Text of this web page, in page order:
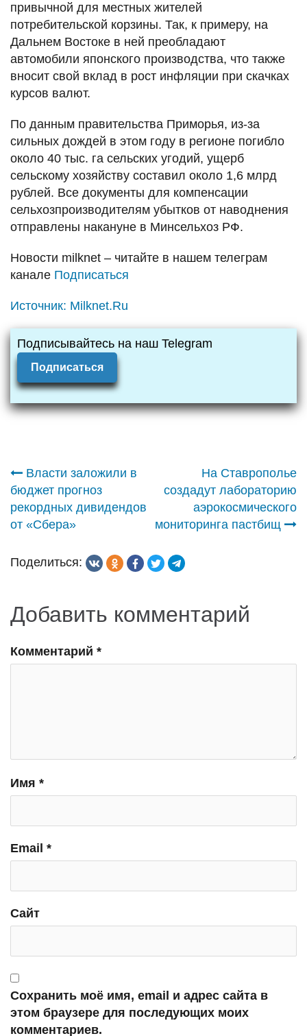
привычной для местных жителей
потребительской корзины. Так, к примеру, на
Дальнем Востоке в ней преобладают
автомобили японского производства, что также
вносит свой вклад в рост инфляции при скачках
курсов валют.
По данным правительства Приморья, из-за
сильных дождей в этом году в регионе погибло
около 40 тыс. га сельских угодий, ущерб
сельскому хозяйству составил около 1,6 млрд
рублей. Все документы для компенсации
сельхозпроизводителям убытков от наводнения
отправлены накануне в Минсельхоз РФ.
Новости milknet – читайте в нашем телеграм
канале Подписаться
Источник: Milknet.Ru
Подписывайтесь на наш Telegram
Подписаться
Навигация
по
Власти заложили в
бюджет прогноз
рекордных дивидендов
от «Сбера»
На Ставрополье
создадут лабораторию
аэрокосмического
мониторинга пастбищ
Поделиться:
Добавить комментарий
Комментарий *
Имя *
Email *
Сайт
Сохранить моё имя, email и адрес сайта в
этом браузере для последующих моих
комментариев.